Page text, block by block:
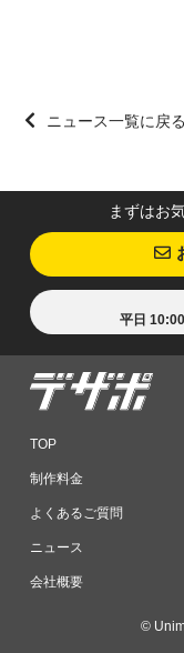
ニュース一覧に戻る
まずはお
平日
TOP
制作料金
よくあるご質問
ニュース
会社概要
©